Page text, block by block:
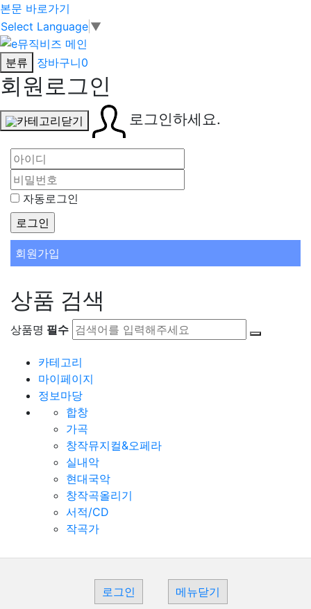
본문 바로가기
Select Language ▼
분류 장바구니0
회원로그인
카테고리닫기 로그인하세요.
자동로그인
회원가입
상품 검색
상품명 필수
카테고리
마이페이지
정보마당
합창
가곡
창작뮤지컬&오페라
실내악
현대국악
창작곡올리기
서적/CD
작곡가
로그인 메뉴닫기